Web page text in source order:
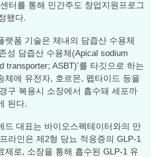
터를 통해 민간주도 창업지원프로그
됐다.
랫폼 기술은 체내의 담즙산 수용체
성 담즙산 수용체(Apical sodium
transporter; ASBT)’를 타깃으로 하는
체에 유전자, 호르몬, 펩타이드 등을
구 복용시 소장에서 흡수돼 세포까
된다.
드 대표는 바이오스펙테이터와의 만
라인은 제2형 당뇨 적응증의 GLP-1
제로, 소장을 통해 흡수된 GLP-1 유